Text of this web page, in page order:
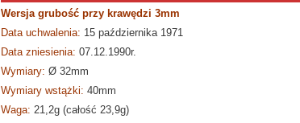
Wersja grubość przy krawędzi 3mm
Data uchwalenia: 15 października 1971
Data zniesienia: 07.12.1990r.
Wymiary: Ø 32mm
Wymiary wstążki: 40mm
Waga: 21,2g (całość 23,9g)